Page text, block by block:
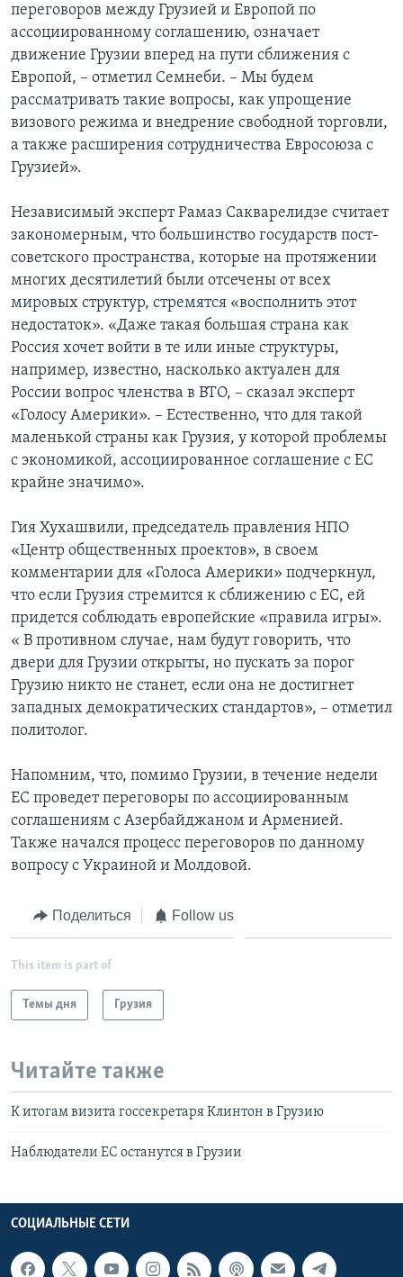
переговоров между Грузией и Европой по
ассоциированному соглашению, означает
движение Грузии вперед на пути сближения с
Европой, – отметил Семнеби. – Мы будем
рассматривать такие вопросы, как упрощение
визового режима и внедрение свободной торговли,
а также расширения сотрудничества Евросоюза с
Грузией».
Независимый эксперт Рамаз Сакварелидзе считает
закономерным, что большинство государств пост-
советского пространства, которые на протяжении
многих десятилетий были отсечены от всех
мировых структур, стремятся «восполнить этот
недостаток». «Даже такая большая страна как
Россия хочет войти в те или иные структуры,
например, известно, насколько актуален для
России вопрос членства в ВТО, – сказал эксперт
«Голосу Америки». – Естественно, что для такой
маленькой страны как Грузия, у которой проблемы
с экономикой, ассоциированное соглашение с ЕС
крайне значимо».
Гия Хухашвили, председатель правления НПО
«Центр общественных проектов», в своем
комментарии для «Голоса Америки» подчеркнул,
что если Грузия стремится к сближению с ЕС, ей
придется соблюдать европейские «правила игры».
« В противном случае, нам будут говорить, что
двери для Грузии открыты, но пускать за порог
Грузию никто не станет, если она не достигнет
западных демократических стандартов», – отметил
политолог.
Напомним, что, помимо Грузии, в течение недели
ЕС проведет переговоры по ассоциированным
соглашениям с Азербайджаном и Арменией.
Также начался процесс переговоров по данному
вопросу с Украиной и Молдовой.
Поделиться Follow us
This item is part of
Темы дня Грузия
Читайте также
К итогам визита госсекретаря Клинтон в Грузию
Наблюдатели ЕС останутся в Грузии
СОЦИАЛЬНЫЕ СЕТИ